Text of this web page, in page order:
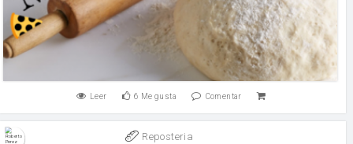
Leer 6 Me gusta Comentar
Reposteria